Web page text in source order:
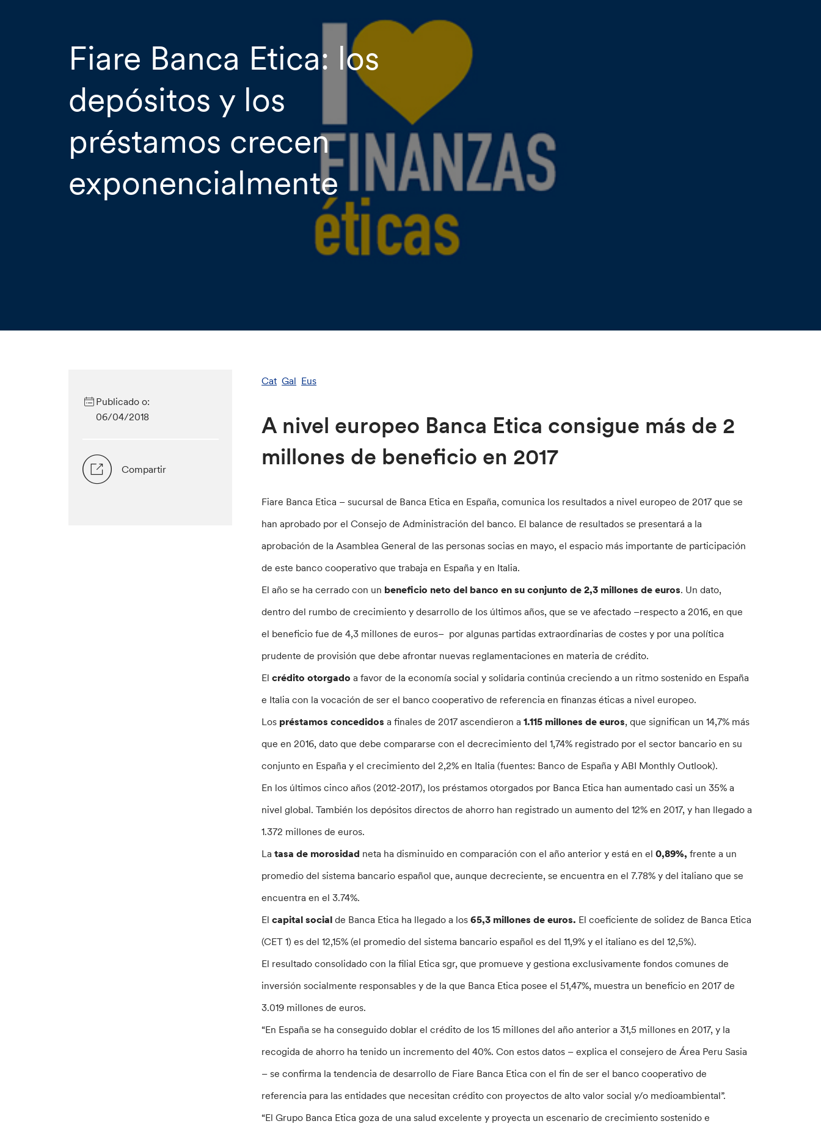
Fiare Banca Etica: los
depósitos y los
préstamos crecen
exponencialmente
Publicado o:
06/04/2018
Compartir
Cat Gal Eus
A nivel europeo Banca Etica consigue más de 2
millones de beneficio en 2017
Fiare Banca Etica – sucursal de Banca Etica en España, comunica los resultados a nivel europeo de 2017 que se
han aprobado por el Consejo de Administración del banco. El balance de resultados se presentará a la
aprobación de la Asamblea General de las personas socias en mayo, el espacio más importante de participación
de este banco cooperativo que trabaja en España y en Italia.
El año se ha cerrado con un beneficio neto del banco en su conjunto de 2,3 millones de euros. Un dato,
dentro del rumbo de crecimiento y desarrollo de los últimos años, que se ve afectado –respecto a 2016, en que
el beneficio fue de 4,3 millones de euros– por algunas partidas extraordinarias de costes y por una política
prudente de provisión que debe afrontar nuevas reglamentaciones en materia de crédito.
Elcrédito otorgado a favor de la economía social y solidaria continúa creciendo a un ritmo sostenido en España
e Italia con la vocación de ser el banco cooperativo de referencia en finanzas éticas a nivel europeo.
Los préstamos concedidos a finales de 2017 ascendieron a 1.115 millones de euros, que significan un 14,7% más
que en 2016, dato que debe compararse con el decrecimiento del 1,74% registrado por el sector bancario en su
conjunto en España y el crecimiento del 2,2% en Italia (fuentes: Banco de España y ABI Monthly Outlook).
En los últimos cinco años (2012-2017), los préstamos otorgados por Banca Etica han aumentado casi un 35% a
nivel global. También los depósitos directos de ahorro han registrado un aumento del 12% en 2017, y han llegado a
1.372 millones de euros.
Latasa de morosidad neta ha disminuido en comparación con el año anterior y está en el 0,89%, frente a un
promedio del sistema bancario español que, aunque decreciente, se encuentra en el 7.78% y del italiano que se
encuentra en el 3.74%.
Elcapital socialde Banca Etica ha llegado a los65,3 millones de euros. El coeficiente de solidez de Banca Etica
(CET 1) es del 12,15% (el promedio del sistema bancario español es del 11,9% y el italiano es del 12,5%).
El resultado consolidado con la filial Etica sgr, que promueve y gestiona exclusivamente fondos comunes de
inversión socialmente responsables y de la que Banca Etica posee el 51,47%, muestra un beneficio en 2017 de
3.019 millones de euros.
“En España se ha conseguido doblar el crédito de los 15 millones del año anterior a 31,5 millones en 2017, y la
recogida de ahorro ha tenido un incremento del 40%. Con estos datos – explica el consejero de Área Peru Sasia
– se confirma la tendencia de desarrollo de Fiare Banca Etica con el fin de ser el banco cooperativo de
referencia para las entidades que necesitan crédito con proyectos de alto valor social y/o medioambiental”.
“El Grupo Banca Etica goza de una salud excelente y proyecta un escenario de crecimiento sostenido e